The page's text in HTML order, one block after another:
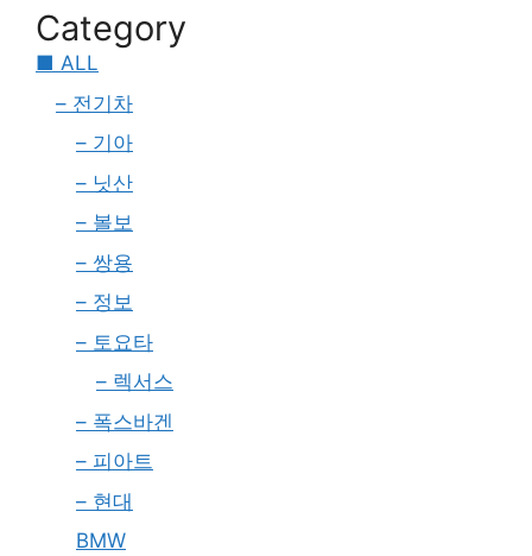
Category
■ ALL
– 전기차
– 기아
– 닛산
– 볼보
– 쌍용
– 정보
– 토요타
– 렉서스
– 폭스바겐
– 피아트
– 현대
BMW